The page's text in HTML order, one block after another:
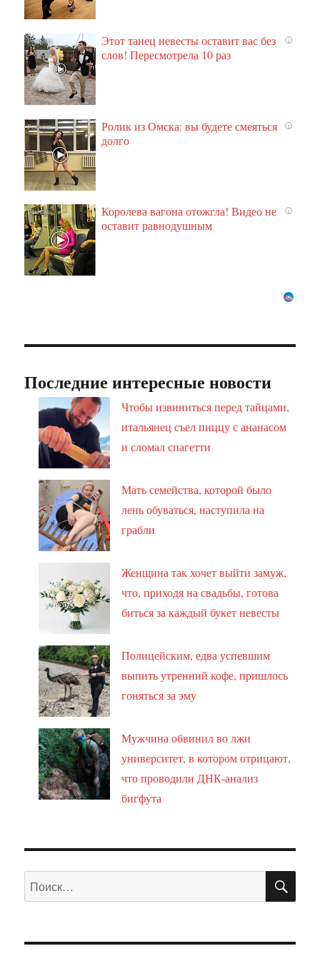
i
Этот танец невесты оставит вас без
слов! Пересмотрела 10 раз
i
Ролик из Омска: вы будете смеяться
долго
i
Королева вагона отожгла! Видео не
оставит равнодушным
Последние интересные новости
Чтобы извиниться перед тайцами,
итальянец съел пиццу с ананасом
и сломал спагетти
Мать семейства, которой было
лень обуваться, наступила на
грабли
Женщина так хочет выйти замуж,
что, приходя на свадьбы, готова
биться за каждый букет невесты
Полицейским, едва успевшим
выпить утренний кофе, пришлось
гоняться за эму
Мужчина обвинил во лжи
университет, в котором отрицают,
что проводили ДНК-анализ
бигфута
Искать: